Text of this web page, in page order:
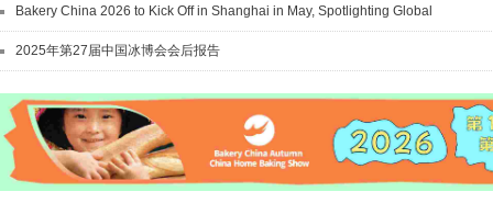
Global Buyers
Bakery China 2026 to Kick Off in Shanghai in May, Spotlighting Global
Innovation
2025年第27届中国冰博会会后报告